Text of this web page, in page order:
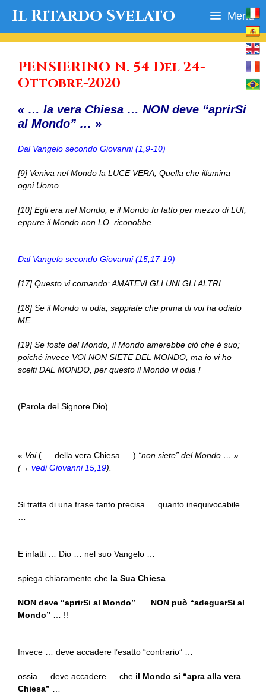
Il Ritardo Svelato Menu
PENSIERINO N. 54 Del 24-
Ottobre-2020
« … la vera Chiesa … NON deve “aprirSi
al Mondo” … »
Dal Vangelo secondo Giovanni (1,9-10)
[9] Veniva nel Mondo la LUCE VERA, Quella che illumina
ogni Uomo.
[10] Egli era nel Mondo, e il Mondo fu fatto per mezzo di LUI,
eppure il Mondo non LO riconobbe.
Dal Vangelo secondo Giovanni (15,17-19)
[17] Questo vi comando: AMATEVI GLI UNI GLI ALTRI.
[18] Se il Mondo vi odia, sappiate che prima di voi ha odiato
ME.
[19] Se foste del Mondo, il Mondo amerebbe ciò che è suo;
poiché invece VOI NON SIETE DEL MONDO, ma io vi ho
scelti DAL MONDO, per questo il Mondo vi odia !
(Parola del Signore Dio)
« Voi( … della vera Chiesa … ) “non siete” del Mondo … »
(→ vedi Giovanni 15,19).
Si tratta di una frase tanto precisa … quanto inequivocabile
E infatti … Dio … nel suo Vangelo …
spiega chiaramente che la Sua Chiesa
NON deve “aprirSi al Mondo”
NON può “adeguarSi al
Mondo” … !!
Invece … deve accadere l’esatto “contrario” …
ossia … deve accadere … che il Mondo si “apra alla vera
Chiesa”